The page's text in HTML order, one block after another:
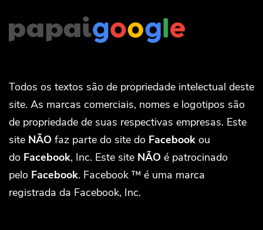
Todos os textos são de propriedade intelectual deste
site. As marcas comerciais, nomes e logotipos são
de propriedade de suas respectivas empresas. Este
site NÃO faz parte do site do Facebook ou
do Facebook, Inc. Este site NÃO é patrocinado
pelo Facebook. Facebook ™ é uma marca
registrada da Facebook, Inc.